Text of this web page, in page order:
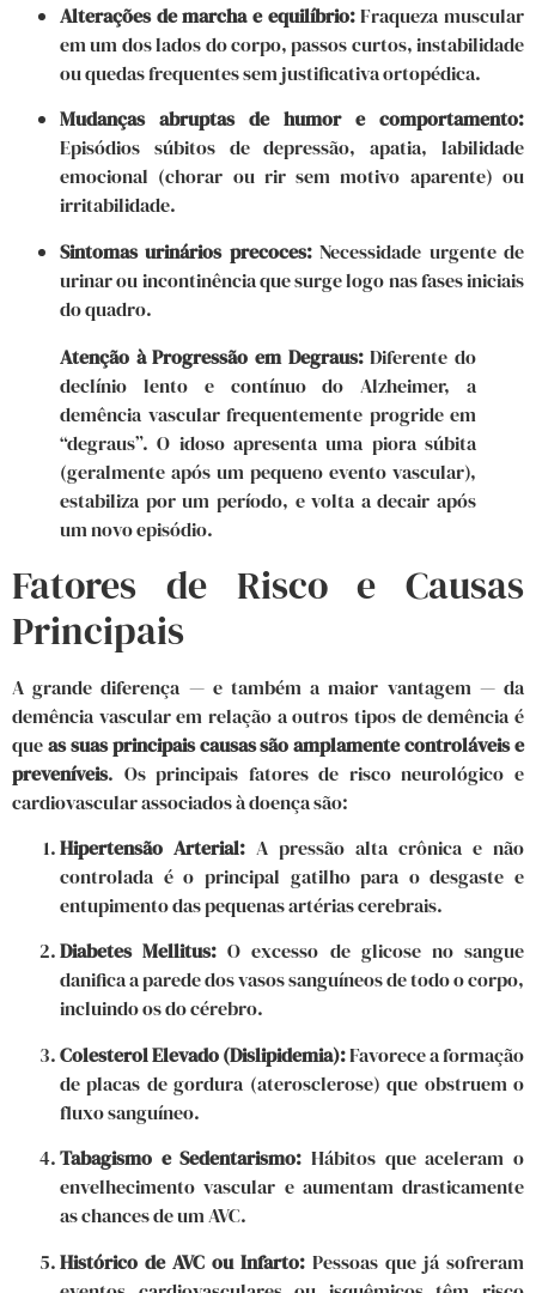
Alterações de marcha e equilíbrio:Fraqueza muscular
em um dos lados do corpo, passos curtos, instabilidade
ou quedas frequentes sem justificativa ortopédica.
Mudanças abruptas de humor e comportamento:
Episódios súbitos de depressão, apatia, labilidade
emocional (chorar ou rir sem motivo aparente) ou
irritabilidade.
Sintomas urinários precoces:Necessidade urgente de
urinar ou incontinência que surge logo nas fases iniciais
do quadro.
Atenção à Progressão em Degraus:Diferente do
declínio lento e contínuo do Alzheimer, a
demência vascular frequentemente progride em
“degraus”. O idoso apresenta uma piora súbita
(geralmente após um pequeno evento vascular),
estabiliza por um período, e volta a decair após
um novo episódio.
Fatores de Risco e Causas
Principais
A grande diferença — e também a maior vantagem — da
demência vascular em relação a outros tipos de demência é
queas suas principais causas são amplamente controláveis e
preveníveis. Os principais fatores de risco neurológico e
cardiovascular associados à doença são:
Hipertensão Arterial: A pressão alta crônica e não
controlada é o principal gatilho para o desgaste e
entupimento das pequenas artérias cerebrais.
Diabetes Mellitus: O excesso de glicose no sangue
danifica a parede dos vasos sanguíneos de todo o corpo,
incluindo os do cérebro.
Colesterol Elevado (Dislipidemia):Favorece a formação
de placas de gordura (aterosclerose) que obstruem o
fluxo sanguíneo.
Tabagismo e Sedentarismo: Hábitos que aceleram o
envelhecimento vascular e aumentam drasticamente
as chances de um AVC.
Histórico de AVC ou Infarto: Pessoas que já sofreram